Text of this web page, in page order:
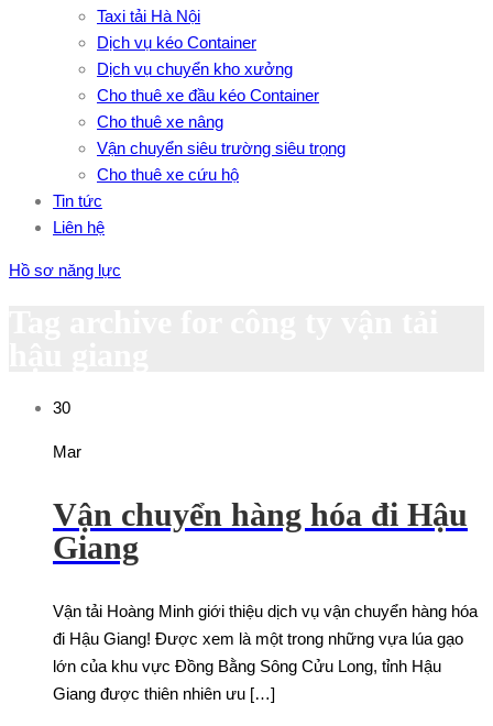
Taxi tải Hà Nội
Dịch vụ kéo Container
Dịch vụ chuyển kho xưởng
Cho thuê xe đầu kéo Container
Cho thuê xe nâng
Vận chuyển siêu trường siêu trọng
Cho thuê xe cứu hộ
Tin tức
Liên hệ
Hồ sơ năng lực
30
Mar
Vận chuyển hàng hóa đi Hậu
Giang
Vận tải Hoàng Minh giới thiệu dịch vụ vận chuyển hàng hóa
đi Hậu Giang! Được xem là một trong những vựa lúa gạo
lớn của khu vực Đồng Bằng Sông Cửu Long, tỉnh Hậu
Giang được thiên nhiên ưu […]